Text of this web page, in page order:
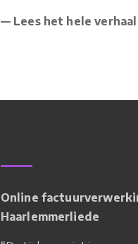
— Lees het hele verhaal
Online
Haarlemmerliede